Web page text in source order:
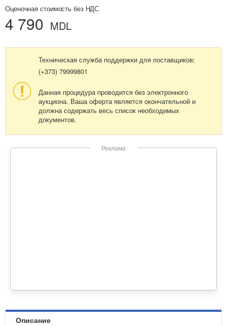
Оценочная стоимость без НДС
4 790 MDL
Техническая служба поддержки для поставщиков:
(+373) 79999801
Данная процедура проводится без электронного
аукциона. Ваша оферта является окончательной и
должна содержать весь список необходимых
документов.
Реклама
Описание